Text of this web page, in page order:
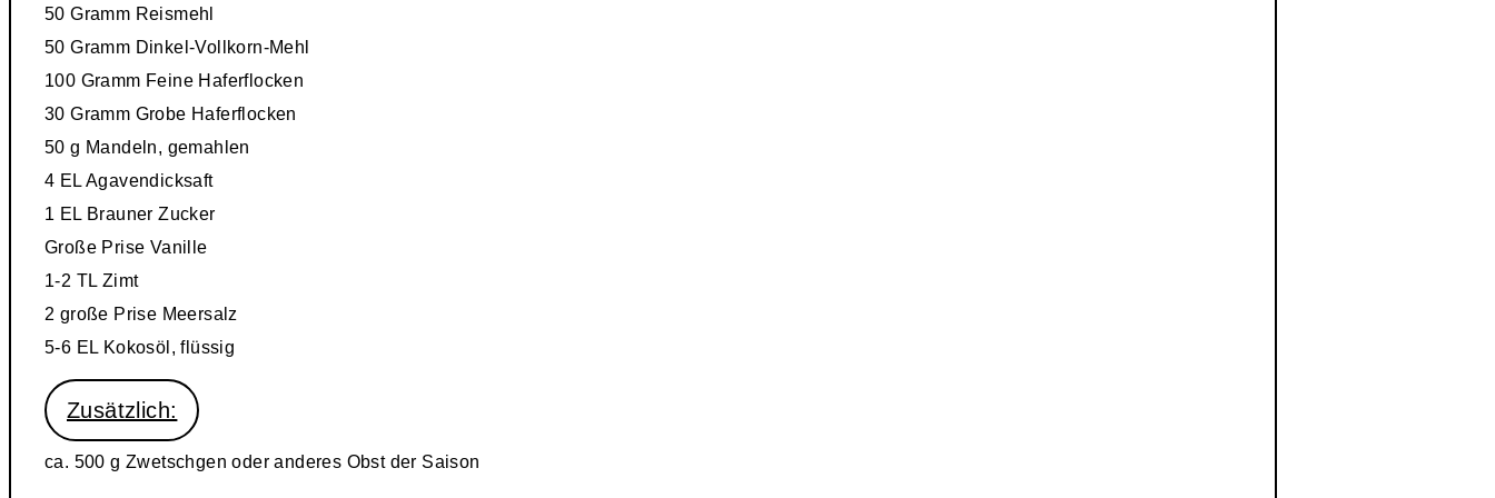
50 Gramm Reismehl
50 Gramm Dinkel-Vollkorn-Mehl
100 Gramm Feine Haferflocken
30 Gramm Grobe Haferflocken
50 g Mandeln, gemahlen
4 EL Agavendicksaft
1 EL Brauner Zucker
Große Prise Vanille
1-2 TL Zimt
2 große Prise Meersalz
5-6 EL Kokosöl, flüssig
Zusätzlich:
ca. 500 g Zwetschgen oder anderes Obst der Saison